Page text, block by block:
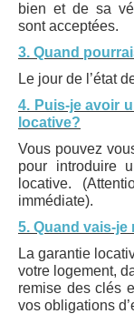
Liens utiles
Logements
Contact
Heures
Coordonnées
bien et de sa
sont acceptées.
3. Quand
Le jour de l’état
4. Puis-je avoir
locative?
Vous pouvez
pour introduire
locative.
immédiate).
5. Quand vais-je
La garantie
votre logement,
remise des clés
vos obligations